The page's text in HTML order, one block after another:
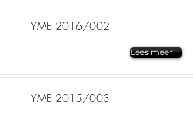
YME 2016/002
Lees meer
YME 2015/003